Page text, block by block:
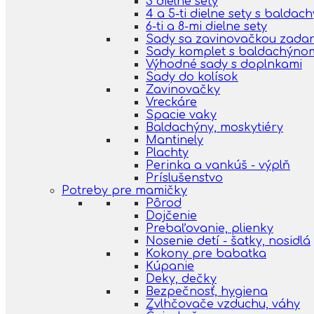
4 a 5-ti dielne sety s
6-ti a 8-mi dielne sety
Sady sa zavinovačkou
Sady komplet s
Výhodné sady s doplnkami
Sady do kolísok
Zavinovačky
Vreckáre
Spacie vaky
Baldachýny, moskytiéry
Mantinely
Plachty
Perinka a vankúš - výplň
Príslušenstvo
Potreby pre mamičky
Pôrod
Dojčenie
Prebaľovanie, plienky
Nosenie detí - šatky, nosidlá
Kokony pre babatka
Kúpanie
Deky, dečky
Bezpečnosť, hygiena
Zvlhčovače vzduchu, váhy